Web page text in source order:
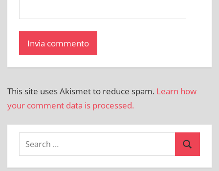
This site uses Akismet to reduce spam. Learn how
your comment data is processed.
Search
Search